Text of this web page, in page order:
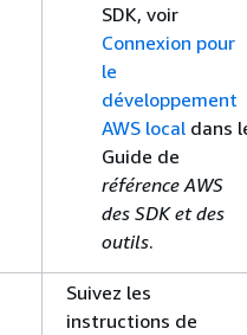
SDK, voir
Connexion pour
le
développement
AWS local dans
Guide de
référence AWS
des SDK et des
outils.
Suivez les
instructions de